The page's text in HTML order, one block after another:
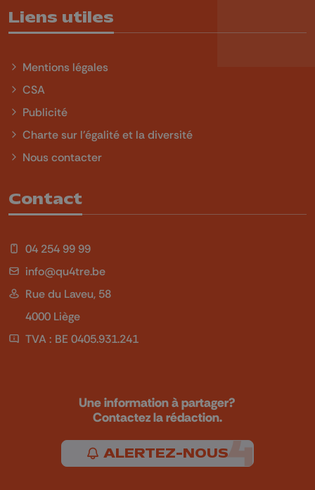
Liens utiles
Mentions légales
CSA
Publicité
Charte sur l'égalité et la diversité
Nous contacter
Contact
04 254 99 99
info@qu4tre.be
Rue du Laveu, 58
4000 Liège
TVA : BE 0405.931.241
Une information à partager?
Contactez la rédaction.
ALERTEZ-NOUS